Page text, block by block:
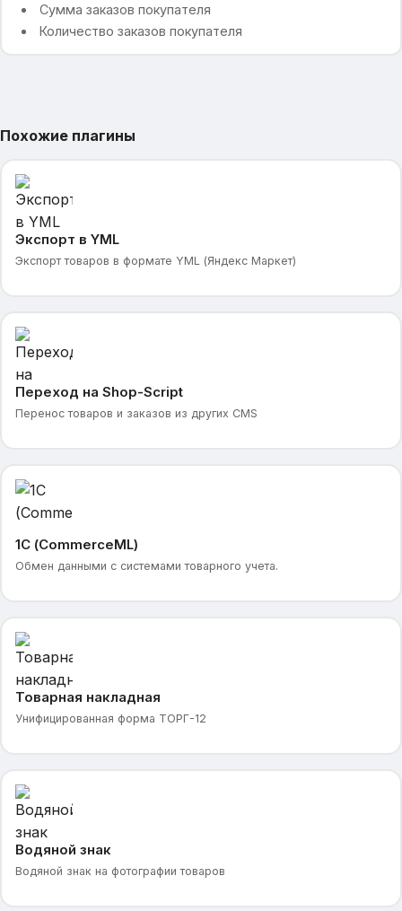
Сумма заказов покупателя
Количество заказов покупателя
Похожие плагины
Экспорт в YML
Экспорт товаров в формате YML (Яндекс Маркет)
Переход на Shop-Script
Перенос товаров и заказов из других CMS
1С (CommerceML)
Обмен данными с системами товарного учета.
Товарная накладная
Унифицированная форма ТОРГ-12
Водяной знак
Водяной знак на фотографии товаров